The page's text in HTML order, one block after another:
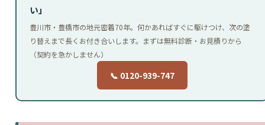
い」
豊川市・豊橋市の地元密着70年。何かあればすぐに駆けつけ、次の塗
り替えまで長くお付き合いします。まずは無料診断・お見積りから
（契約を急かしません）
📞 0120-939-747